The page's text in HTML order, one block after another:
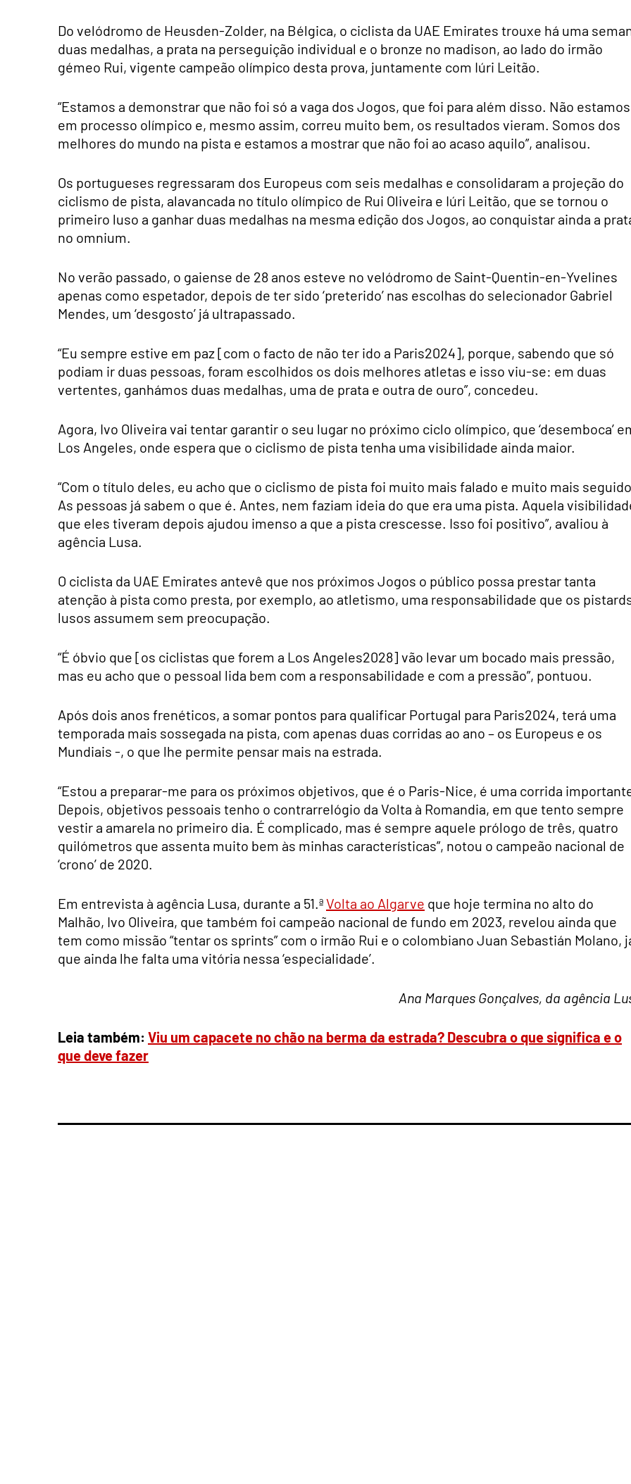
Do velódromo de Heusden-Zolder, na Bélgica, o ciclista da UAE Emirates trouxe há uma
duas medalhas, a prata na perseguição individual e o bronze no madison, ao lado do irmão
gémeo Rui, vigente campeão olímpico desta prova, juntamente com Iúri Leitão.
“Estamos a demonstrar que não foi só a vaga dos Jogos, que foi para além disso. Não estamos
em processo olímpico e, mesmo assim, correu muito bem, os resultados vieram. Somos dos
melhores do mundo na pista e estamos a mostrar que não foi ao acaso aquilo”, analisou.
Os portugueses regressaram dos Europeus com seis medalhas e consolidaram a projeção do
ciclismo de pista, alavancada no título olímpico de Rui Oliveira e Iúri Leitão, que se tornou o
primeiro luso a ganhar duas medalhas na mesma edição dos Jogos, ao conquistar ainda a
no omnium.
No verão passado, o gaiense de 28 anos esteve no velódromo de Saint-Quentin-en-Yvelines
apenas como espetador, depois de ter sido ‘preterido’ nas escolhas do selecionador Gabriel
Mendes, um ‘desgosto’ já ultrapassado.
“Eu sempre estive em paz [com o facto de não ter ido a Paris2024], porque, sabendo que só
podiam ir duas pessoas, foram escolhidos os dois melhores atletas e isso viu-se: em duas
vertentes, ganhámos duas medalhas, uma de prata e outra de ouro”, concedeu.
Agora, Ivo Oliveira vai tentar garantir o seu lugar no próximo ciclo olímpico, que ‘desemboca’
Los Angeles, onde espera que o ciclismo de pista tenha uma visibilidade ainda maior.
“Com o título deles, eu acho que o ciclismo de pista foi muito mais falado e muito mais
As pessoas já sabem o que é. Antes, nem faziam ideia do que era uma pista. Aquela
que eles tiveram depois ajudou imenso a que a pista crescesse. Isso foi positivo”, avaliou à
agência Lusa.
O ciclista da UAE Emirates antevê que nos próximos Jogos o público possa prestar tanta
atenção à pista como presta, por exemplo, ao atletismo, uma responsabilidade que os
lusos assumem sem preocupação.
“É óbvio que [os ciclistas que forem a Los Angeles2028] vão levar um bocado mais pressão,
mas eu acho que o pessoal lida bem com a responsabilidade e com a pressão”, pontuou.
Após dois anos frenéticos, a somar pontos para qualificar Portugal para Paris2024, terá uma
temporada mais sossegada na pista, com apenas duas corridas ao ano – os Europeus e os
Mundiais -, o que lhe permite pensar mais na estrada.
“Estou a preparar-me para os próximos objetivos, que é o Paris-Nice, é uma corrida
Depois, objetivos pessoais tenho o contrarrelógio da Volta à Romandia, em que tento sempre
vestir a amarela no primeiro dia. É complicado, mas é sempre aquele prólogo de três, quatro
quilómetros que assenta muito bem às minhas características”, notou o campeão nacional de
‘crono’ de 2020.
Em entrevista à agência Lusa, durante a 51.ªVolta ao Algarve que hoje termina no alto do
Malhão, Ivo Oliveira, que também foi campeão nacional de fundo em 2023, revelou ainda que
tem como missão “tentar os sprints” com o irmão Rui e o colombiano Juan Sebastián Molano,
que ainda lhe falta uma vitória nessa ‘especialidade’.
Ana Marques Gonçalves, da agência
Leia também: Viu um capacete no chão na berma da estrada? Descubra o que significa e o
que deve fazer